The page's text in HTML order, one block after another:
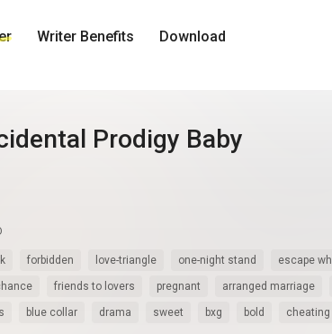
Writer Benefits Download
Prodigy Baby
forbidden love-triangle one-night stand escape
friends to lovers pregnant arranged marriage
blue collar drama sweet bxg bold cheating